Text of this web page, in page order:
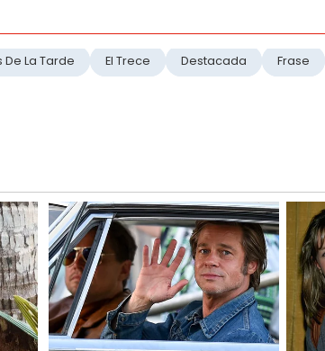
La Tarde El Trece Destacada Frase